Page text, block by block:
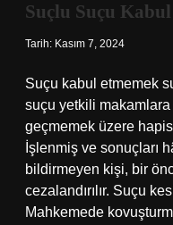
Suçlu Suçu
Tarih: Kasım 7, 2024
Suçu kabul etmemek
suçu yetkili makamlara
geçmemek üzere hapis
İşlenmiş ve sonuçları
bildirmeyen kişi, bir
cezalandırılır. Suçu
Mahkemede